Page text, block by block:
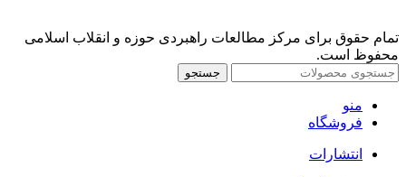
تمام حقوق برای مرکز مطالعات راهبردی حوزه و انقلاب اسلامی
محفوظ است.
جستجو
منو
فروشگاه
انتشارات